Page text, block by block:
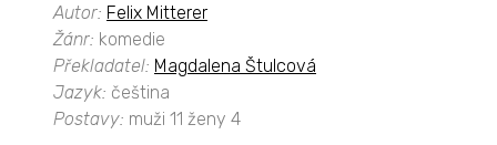
Autor: Felix Mitterer
Žánr: komedie
Překladatel: Magdalena Štulcová
Jazyk: čeština
Postavy: muži 11 ženy 4